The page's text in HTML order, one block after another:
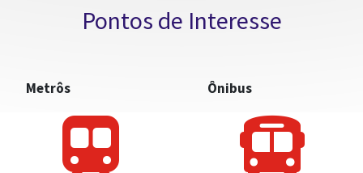
Pontos de Interesse
Metrôs Ônibus